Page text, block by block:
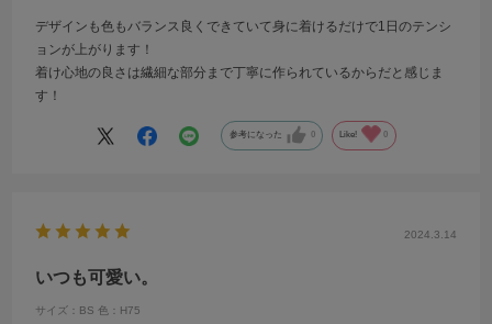
デザインも色もバランス良くできていて身に着けるだけで1日のテンシ
ョンが上がります！
着け心地の良さは繊細な部分まで丁寧に作られているからだと感じま
す！
参考になった 0 Like! 0
2024.3.14
いつも可愛い。
サイズ：BS 色：H75